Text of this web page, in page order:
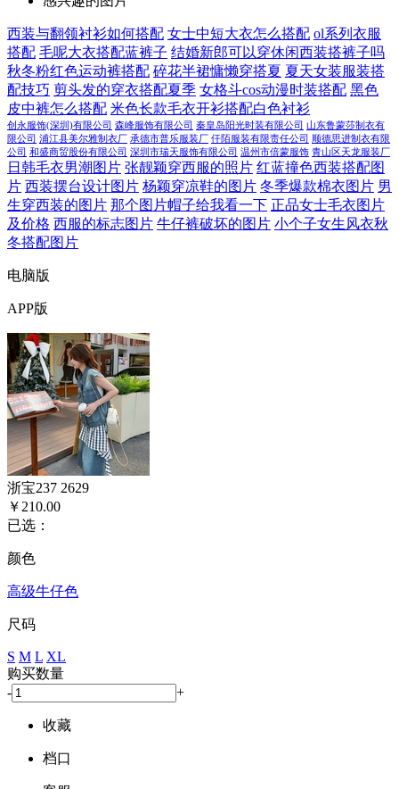
西装与翻领衬衫如何搭配 女士中短大衣怎么搭配 ol系列衣服
搭配 毛呢大衣搭配蓝裤子 结婚新郎可以穿休闲西装搭裤子吗
秋冬粉红色运动裤搭配 碎花半裙慵懒穿搭夏 夏天女装服装搭
配技巧 剪头发的穿衣搭配夏季 女格斗cos动漫时装搭配 黑色
皮中裤怎么搭配 米色长款毛衣开衫搭配白色衬衫
创永服饰(深圳)有限公司 森峰服饰有限公司 秦皇岛阳光时装有限公司 山东鲁蒙莎制衣有
限公司 浦江县美尔雅制衣厂 承德市普乐服装厂 仟陌服装有限责任公司 顺德思进制衣有限
公司 和盛商贸股份有限公司 深圳市瑞天服饰有限公司 温州市倍蒙服饰 青山区天龙服装厂
日韩毛衣男潮图片 张靓颖穿西服的照片 红蓝撞色西装搭配图
片 西装摆台设计图片 杨颖穿凉鞋的图片 冬季爆款棉衣图片 男
生穿西装的图片 那个图片帽子给我看一下 正品女士毛衣图片
及价格 西服的标志图片 牛仔裤破坏的图片 小个子女生风衣秋
冬搭配图片
电脑版
APP版
浙宝237 2629
￥210.00
已选：
颜色
高级牛仔色
尺码
S M L XL
购买数量
-
+
收藏
档口